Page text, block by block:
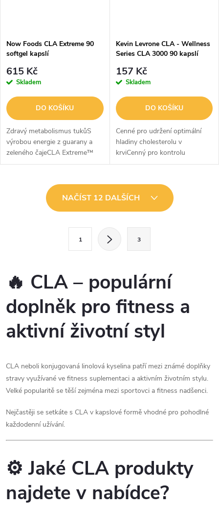
Now Foods CLA Extreme 90
softgel kapslí
615 Kč
Skladem
DO KOŠÍKU
Zdravý metabolismus tukůS
výrobou energie z guarany a
zeleného čajeCLA Extreme™
kombinuje guaranu a extrakt ze
lidi, kteří hledají nutriční...
Kevin Levrone CLA - Wellness
Series CLA 3000 90 kapslí
157 Kč
Skladem
DO KOŠÍKU
Cenné pro udržení optimální
hladiny cholesterolu v
krviCenný pro kontrolu
normálního indexu tělesné
tukuVliv na snížení katabolismu
během odporového...
d
a
c
í
r
v
k
y
ý
p
NAČÍST 12 DALŠÍCH
n
k
o
v
í
1 3
🔥 CLA – populární
doplněk pro fitness a
aktivní životní styl
CLA neboli konjugovaná linolová kyselina patří mezi známé doplňky
stravy využívané ve fitness suplementaci a aktivním životním stylu.
Velké popularitě se těší zejména mezi sportovci a fitness nadšenci.
Nejčastěji se setkáte s CLA v kapslové formě vhodné pro pohodlné
každodenní užívání.
⚙️ Jaké CLA produkty
najdete v nabídce?